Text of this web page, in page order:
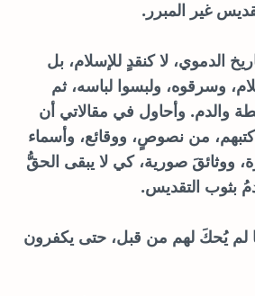
غير المبرر.
الدموي، لا كنقدٍ للإسلام، بل
وسرقوه، ولبسوا لباسه، ثم
والدم. وأحاول في مقالاتي أن
من نصوصٍ، ووقائع، وأسماء
ووثائقَ صورية، كي لا يبقى الحقُّ
بثوب التقديس.
لم يُحكَ لهم من قبل، حتى يكفرون